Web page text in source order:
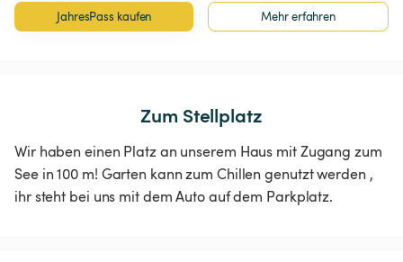
JahresPass kaufen Mehr erfahren
Zum Stellplatz
Wir haben einen Platz an unserem Haus mit Zugang zum
See in 100 m! Garten kann zum Chillen genutzt werden ,
ihr steht bei uns mit dem Auto auf dem Parkplatz.